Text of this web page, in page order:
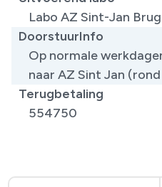
Labo AZ Sint-Jan
DoorstuurInfo
Op normale
naar AZ Sint Jan
Terugbetaling
554750